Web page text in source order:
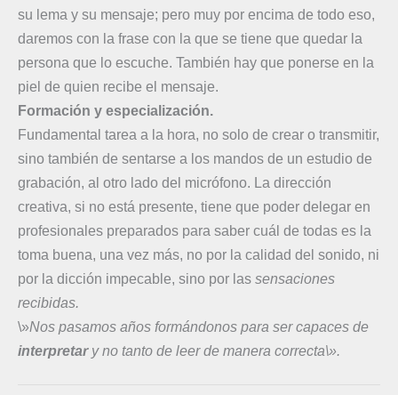
su lema y su mensaje; pero muy por encima de todo eso,
daremos con la frase con la que se tiene que quedar la
persona que lo escuche. También hay que ponerse en la
piel de quien recibe el mensaje.
Formación y especialización.
Fundamental tarea a la hora, no solo de crear o transmitir,
sino también de sentarse a los mandos de un estudio de
grabación, al otro lado del micrófono. La dirección
creativa, si no está presente, tiene que poder delegar en
profesionales preparados para saber cuál de todas es la
toma buena, una vez más, no por la calidad del sonido, ni
por la dicción impecable, sino por las sensaciones
recibidas.
\»Nos pasamos años formándonos para ser capaces de
interpretary no tanto de leer de manera correcta\».